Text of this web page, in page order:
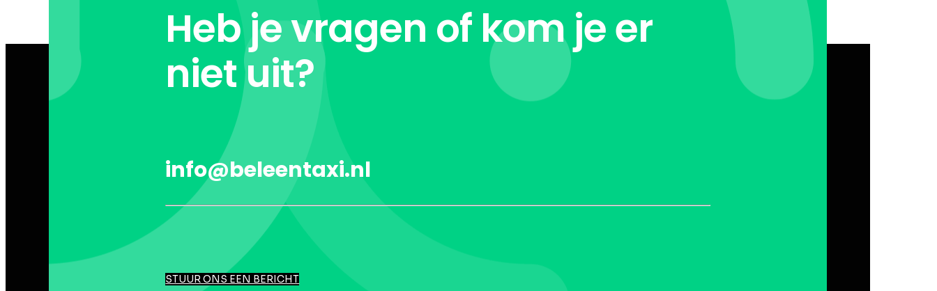
Heb je vragen of kom je er
niet uit?
info@beleentaxi.nl
STUUR ONS EEN BERICHT